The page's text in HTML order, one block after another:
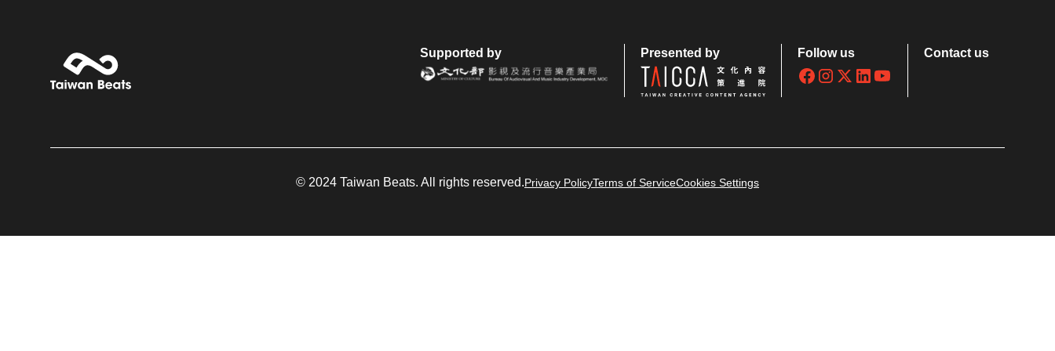
Supported by Presented by Follow us Contact us
Privacy PolicyTerms of ServiceCookies Settings
© 2024 Taiwan Beats. All rights reserved.